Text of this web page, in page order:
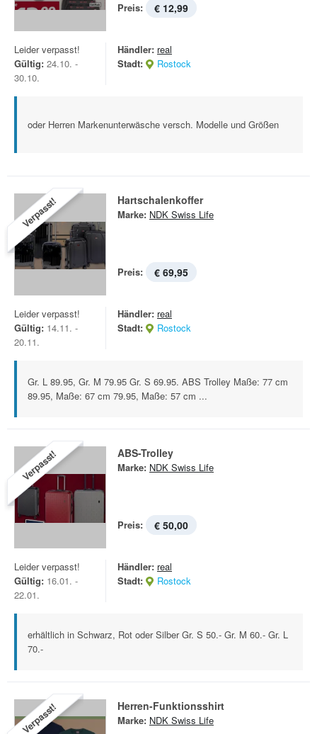
Preis: € 12,99
Leider verpasst!
Gültig: 24.10. -
30.10.
Händler: real
Stadt:
Rostock
oder Herren Markenunterwäsche versch. Modelle und Größen
Verpasst! Hartschalenkoffer
Marke: NDK Swiss Life
Preis: € 69,95
Leider verpasst!
Gültig: 14.11. -
20.11.
Händler: real
Stadt:
Rostock
Gr. L 89.95, Gr. M 79.95 Gr. S 69.95. ABS Trolley Maße: 77 cm
89.95, Maße: 67 cm 79.95, Maße: 57 cm ...
Verpasst! ABS-Trolley
Marke: NDK Swiss Life
Preis: € 50,00
Leider verpasst!
Gültig: 16.01. -
22.01.
Händler: real
Stadt:
Rostock
erhältlich in Schwarz, Rot oder Silber Gr. S 50.- Gr. M 60.- Gr. L
70.-
Verpasst! Herren-Funktionsshirt
Marke: NDK Swiss Life